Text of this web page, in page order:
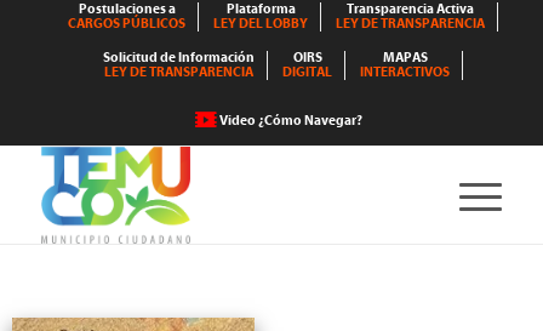
Postulaciones a
CARGOS PÚBLICOS
Plataforma
LEY DEL LOBBY
Transparencia Activa
LEY DE TRANSPARENCIA
Solicitud de Información
LEY DE TRANSPARENCIA
OIRS
DIGITAL
MAPAS
INTERACTIVOS
Video ¿Cómo Navegar?